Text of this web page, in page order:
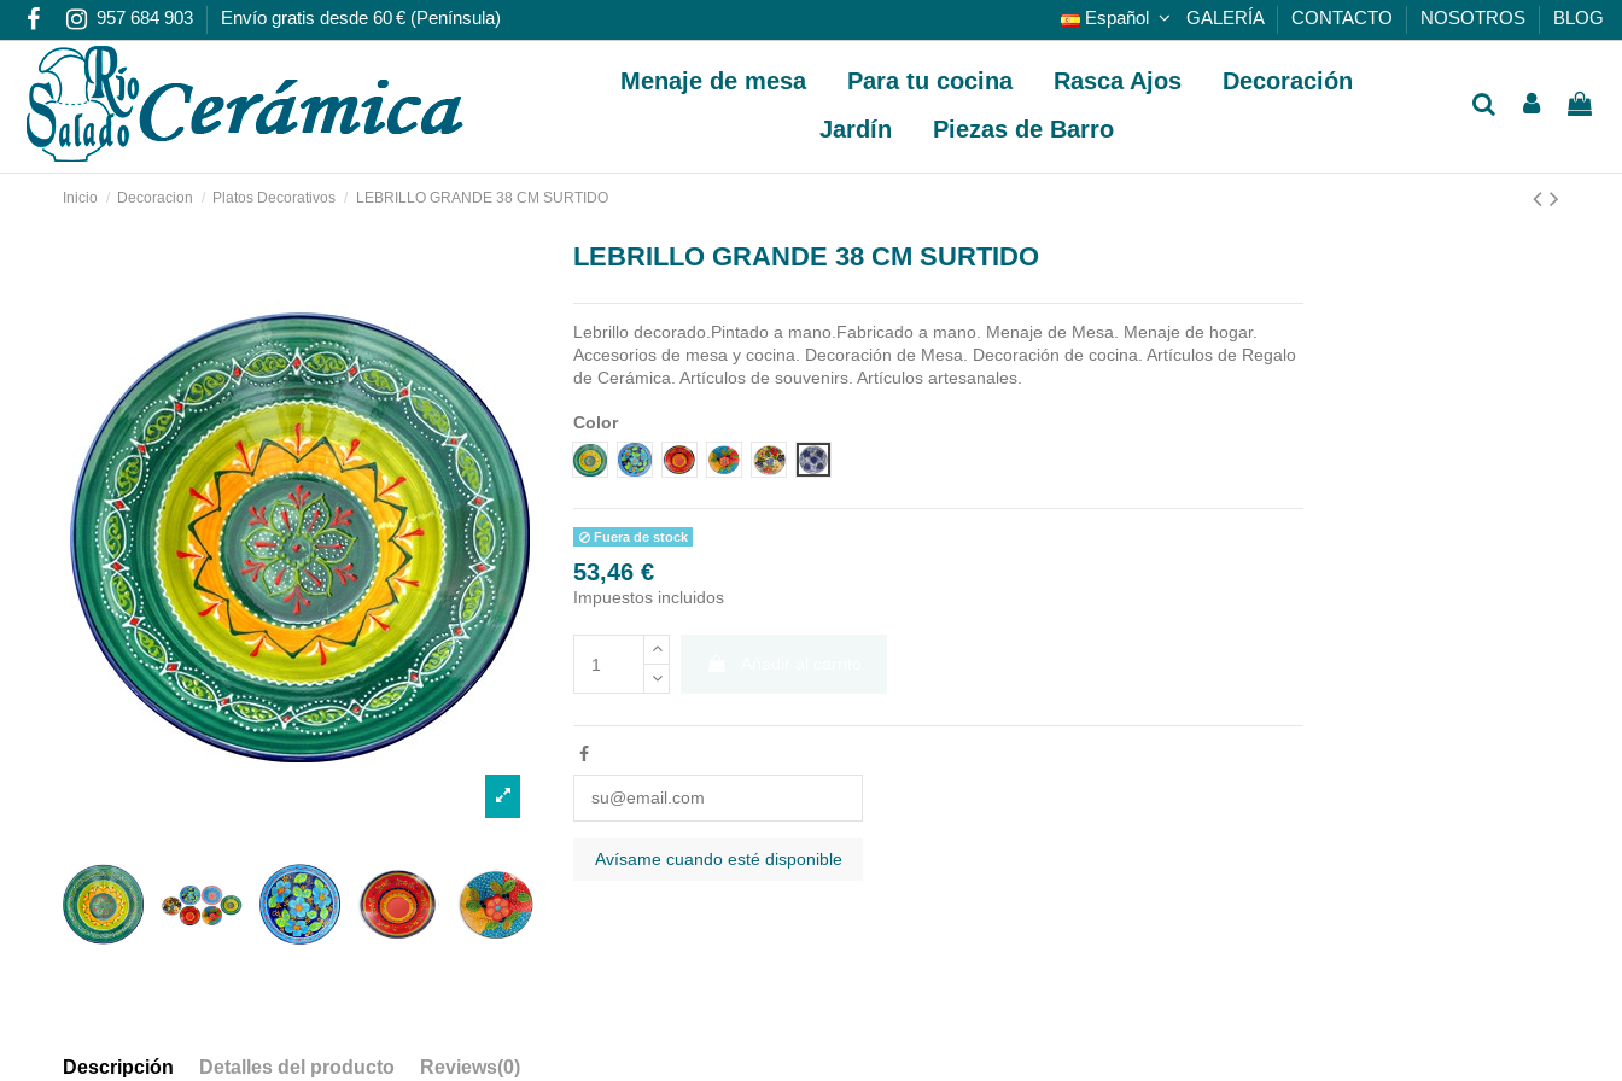
957 684 903 Envío gratis desde 60 € (Península) Español GALERÍA CONTACTO NOSOTROS BLOG
Menaje de mesa Para tu cocina Rasca Ajos
Decoración
Jardín
Piezas de Barro
Inicio Decoracion Platos Decorativos LEBRILLO GRANDE 38 CM SURTIDO
LEBRILLO GRANDE 38 CM SURTIDO
Lebrillo decorado.Pintado a mano.Fabricado a mano.
Menaje de Mesa. Menaje de hogar.
Accesorios de mesa y cocina. Decoración de Mesa. Decoración de cocina. Artículos de Regalo
de Cerámica. Artículos de souvenirs. Artículos artesanales.
Color
Diseño 1Diseño 2Diseño 3Diseño 4Diseño 5Diseño 6
Fuera de stock
53,46 €
Impuestos incluidos
Descripción Detalles del producto Reviews(0)